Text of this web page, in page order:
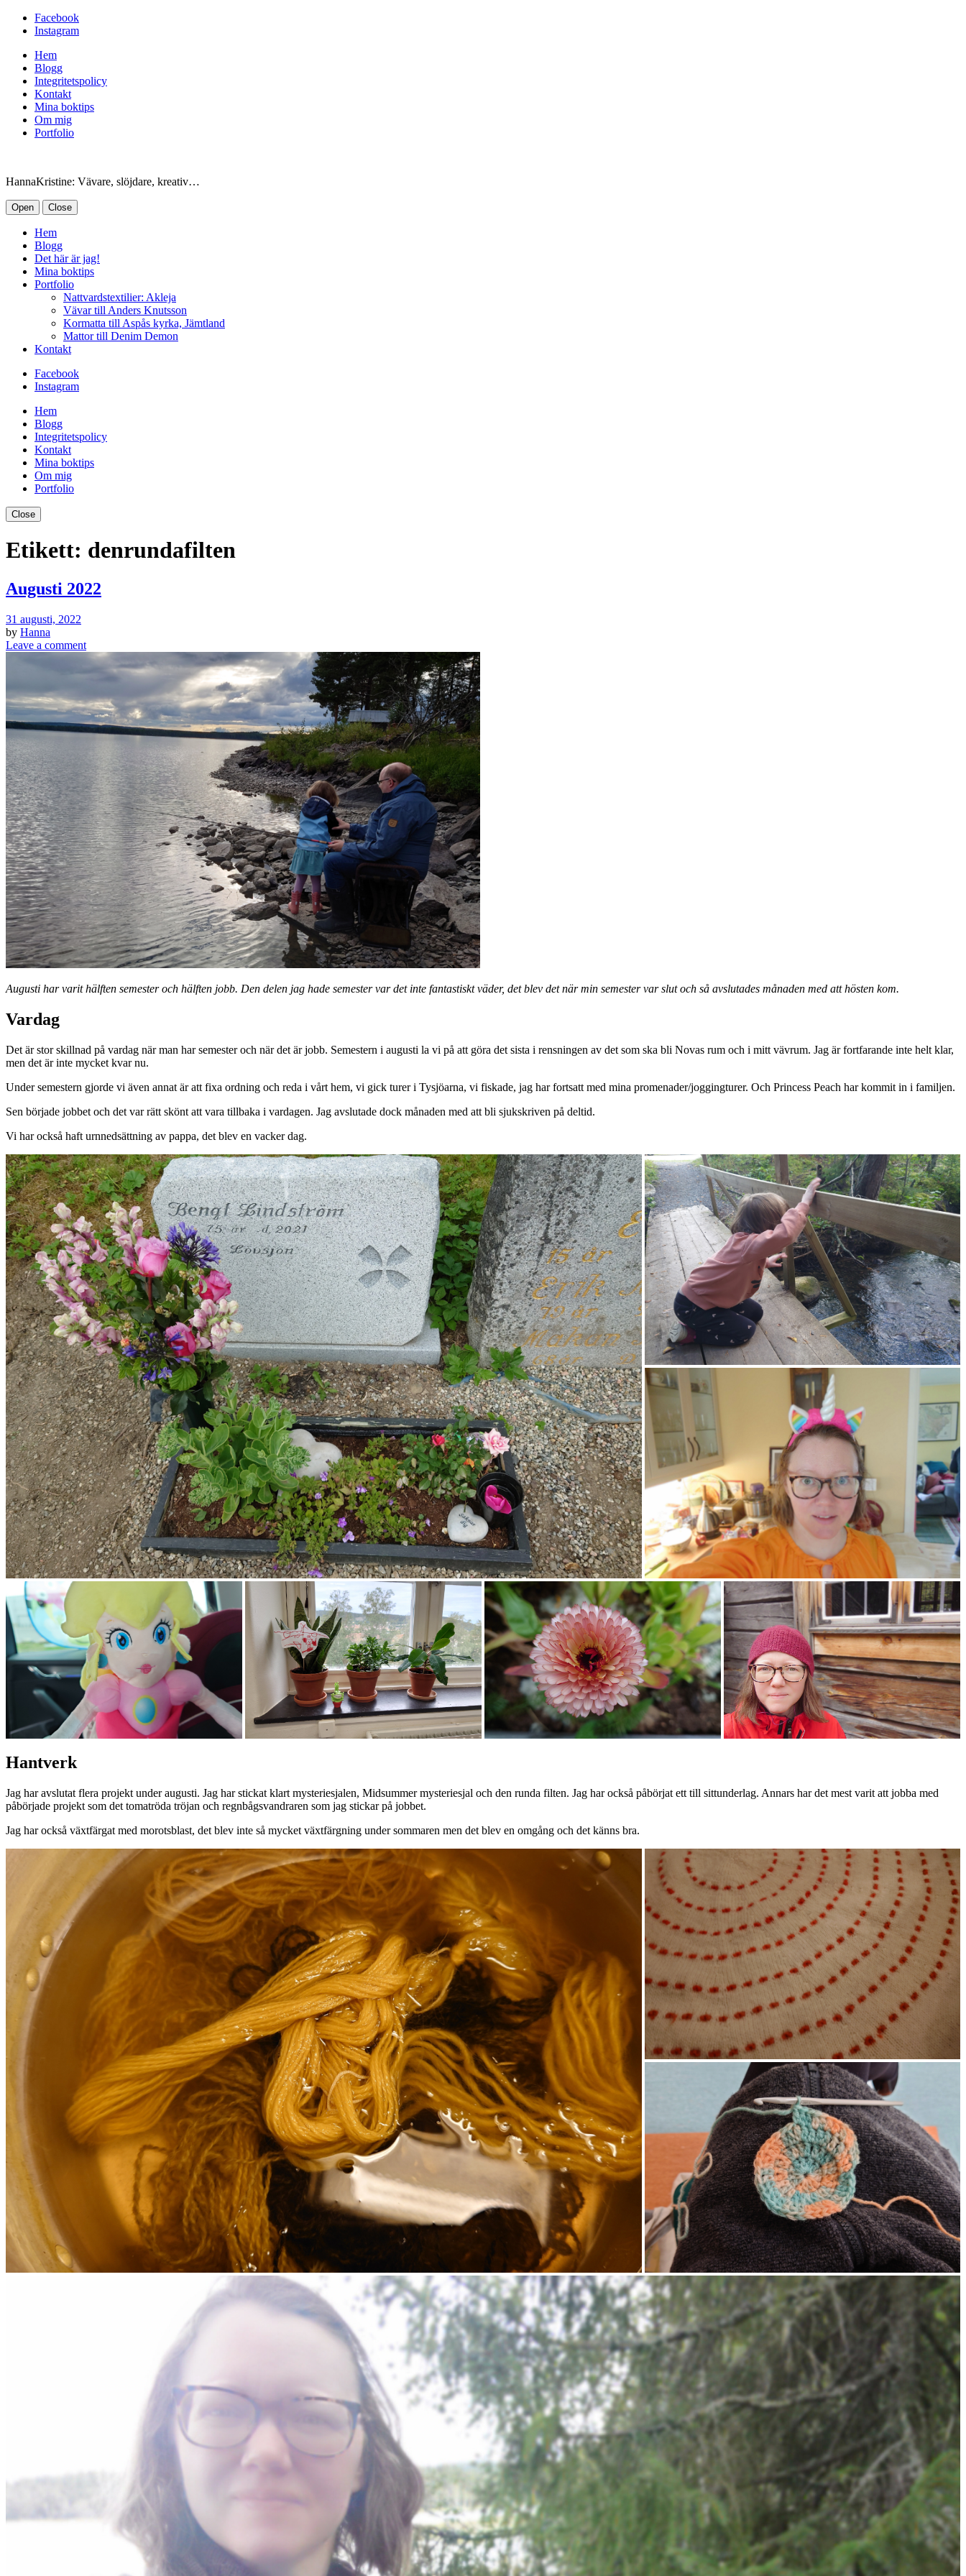
Facebook
Instagram
Hem
Blogg
Integritetspolicy
Kontakt
Mina boktips
Om mig
Portfolio
HannaKristine: Vävare, slöjdare, kreativ…
Open Close
Hem
Blogg
Det här är jag!
Mina boktips
Portfolio
Nattvardstextilier: Akleja
Vävar till Anders Knutsson
Kormatta till Aspås kyrka, Jämtland
Mattor till Denim Demon
Kontakt
Facebook
Instagram
Hem
Blogg
Integritetspolicy
Kontakt
Mina boktips
Om mig
Portfolio
Close
Etikett: denrundafilten
Augusti 2022
31 augusti, 2022
by Hanna
Leave a comment
Augusti har varit hälften semester och hälften jobb. Den delen jag hade semester var det inte fantastiskt väder, det blev det när min semester var slut och så avslutades månaden med att hösten kom.
Vardag
Det är stor skillnad på vardag när man har semester och när det är jobb. Semestern i augusti la vi på att göra det sista i rensningen av det som ska bli Novas rum och i mitt vävrum. Jag är fortfarande inte helt klar,
men det är inte mycket kvar nu.
Under semestern gjorde vi även annat är att fixa ordning och reda i vårt hem, vi gick turer i Tysjöarna, vi fiskade, jag har fortsatt med mina promenader/joggingturer. Och Princess Peach har kommit in i familjen.
Sen började jobbet och det var rätt skönt att vara tillbaka i vardagen. Jag avslutade dock månaden med att bli sjukskriven på deltid.
Vi har också haft urnnedsättning av pappa, det blev en vacker dag.
Hantverk
Jag har avslutat flera projekt under augusti. Jag har stickat klart mysteriesjalen, Midsummer mysteriesjal och den runda filten. Jag har också påbörjat ett till sittunderlag. Annars har det mest varit att jobba med
påbörjade projekt som det tomatröda tröjan och regnbågsvandraren som jag stickar på jobbet.
Jag har också växtfärgat med morotsblast, det blev inte så mycket växtfärgning under sommaren men det blev en omgång och det känns bra.